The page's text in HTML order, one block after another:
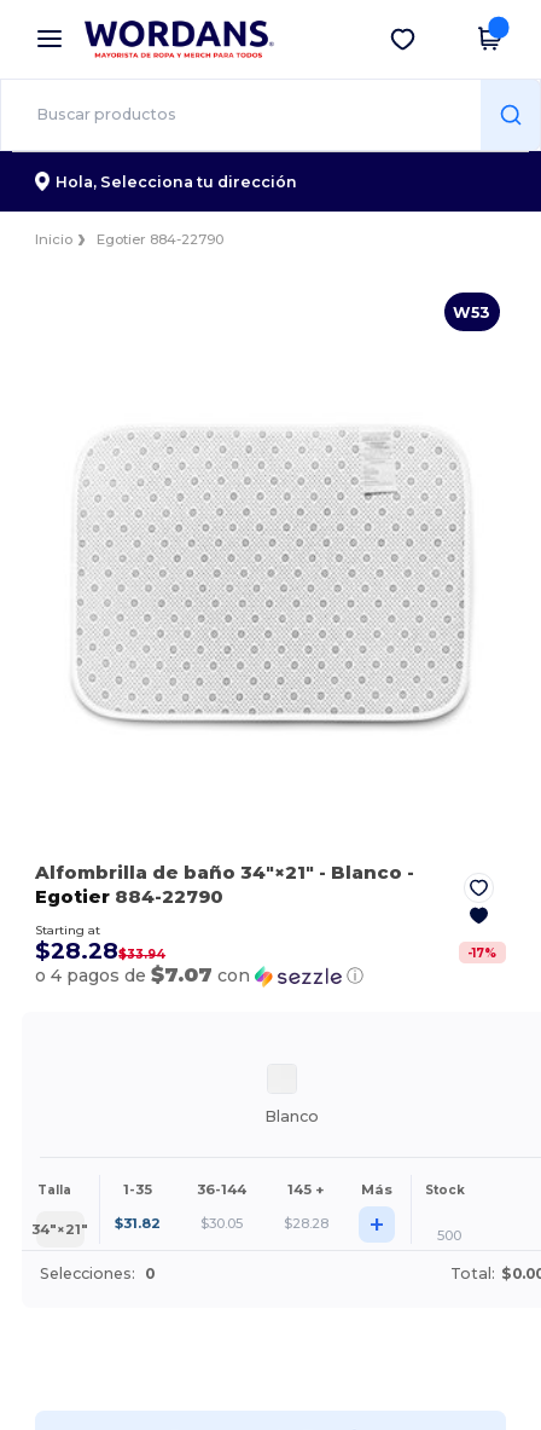
× App de Wordans
¡Mejores precios en app!
Descargar app
Hola, Selecciona tu dirección
Inicio Egotier 884-22790
W53
Alfombrilla de baño 34″×21″ - Blanco -
Egotier 884-22790
Starting at
$28.28$33.94 -17%
o 4 pagos de$7.07 con ⓘ
Blanco
Talla 1-35 36-144 145 + Más Stock
34″×21″ $31.82 $30.05 $28.28 + 500
Selecciones: 0 Total: